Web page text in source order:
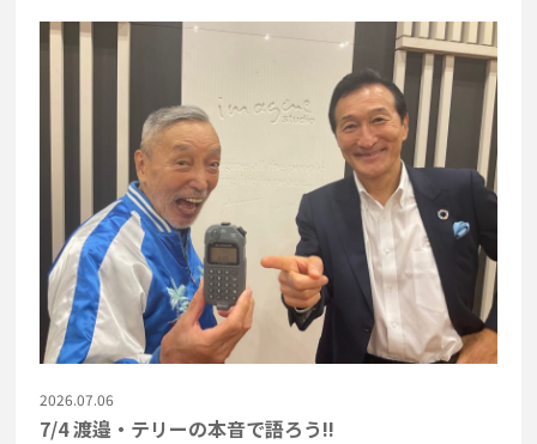
2026.07.06
7/4 渡邉・テリーの本音で語ろう!!